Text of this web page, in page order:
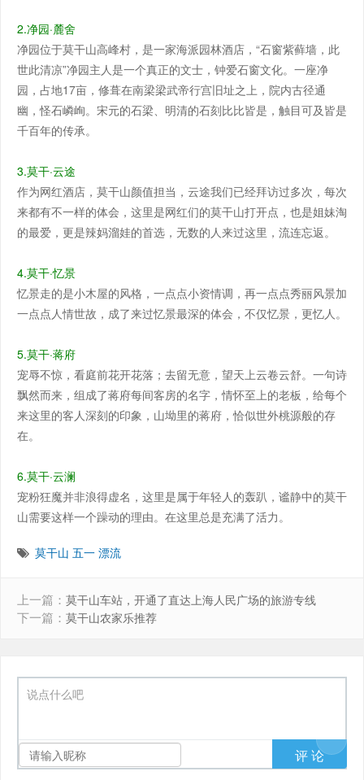
2.净园·麓舍
净园位于莫干山高峰村，是一家海派园林酒店，“石窗紫藓墙，此
世此清凉”净园主人是一个真正的文士，钟爱石窗文化。一座净
园，占地17亩，修葺在南梁梁武帝行宫旧址之上，院内古径通
幽，怪石嶙峋。宋元的石梁、明清的石刻比比皆是，触目可及皆是
千百年的传承。
3.莫干·云途
作为网红酒店，莫干山颜值担当，云途我们已经拜访过多次，每次
来都有不一样的体会，这里是网红们的莫干山打开点，也是姐妹淘
的最爱，更是辣妈溜娃的首选，无数的人来过这里，流连忘返。
4.莫干·忆景
忆景走的是小木屋的风格，一点点小资情调，再一点点秀丽风景加
一点点人情世故，成了来过忆景最深的体会，不仅忆景，更忆人。
5.莫干·蒋府
宠辱不惊，看庭前花开花落；去留无意，望天上云卷云舒。一句诗
飘然而来，组成了蒋府每间客房的名字，情怀至上的老板，给每个
来这里的客人深刻的印象，山坳里的蒋府，恰似世外桃源般的存
在。
6.莫干·云澜
宠粉狂魔并非浪得虚名，这里是属于年轻人的轰趴，谧静中的莫干
山需要这样一个躁动的理由。在这里总是充满了活力。
莫干山 五一 漂流
上一篇： 莫干山车站，开通了直达上海人民广场的旅游专线
下一篇： 莫干山农家乐推荐
说点什么吧